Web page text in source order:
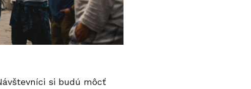
si budú môcť